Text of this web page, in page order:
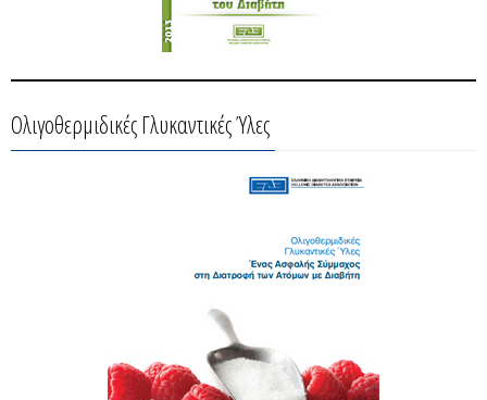
Ολιγοθερμιδικές Γλυκαντικές Ύλες